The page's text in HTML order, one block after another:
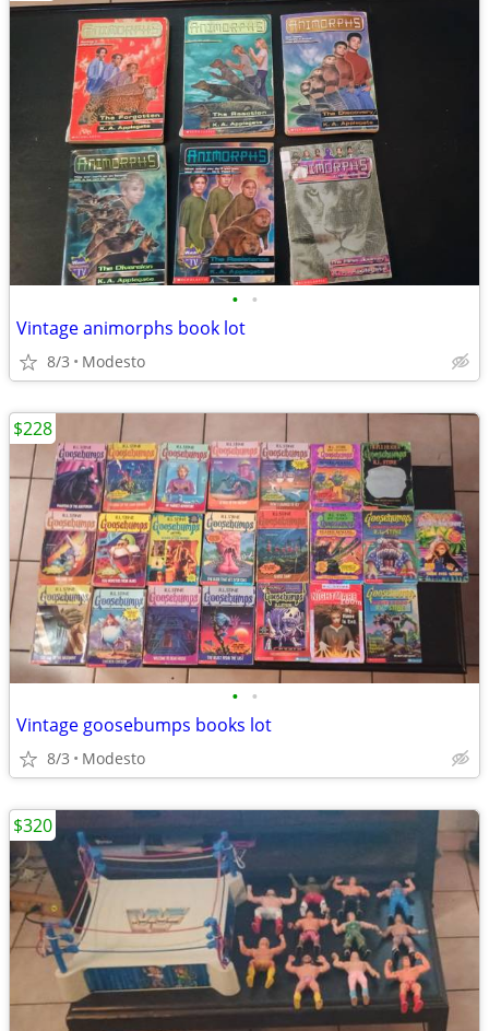
• •
Vintage animorphs book lot
8/3 Modesto
• •
Vintage goosebumps books lot
8/3 Modesto
$228
$320